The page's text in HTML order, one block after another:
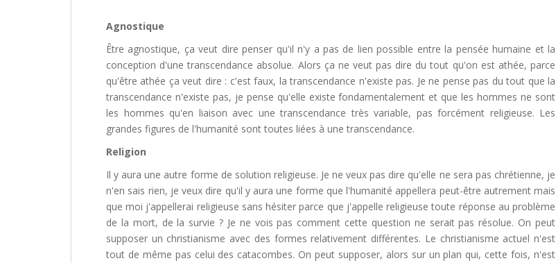
Agnostique
Être agnostique, ça veut dire penser qu'il n'y a pas de lien possible entre la pensée humaine et la
conception d'une transcendance absolue. Alors ça ne veut pas dire du tout qu'on est athée, parce
qu'être athée ça veut dire : c'est faux, la transcendance n'existe pas. Je ne pense pas du tout que la
transcendance n'existe pas, je pense qu'elle existe fondamentalement et que les hommes ne sont
les hommes qu'en liaison avec une transcendance très variable, pas forcément religieuse. Les
grandes figures de l'humanité sont toutes liées à une transcendance.
Religion
Il y aura une autre forme de solution religieuse. Je ne veux pas dire qu'elle ne sera pas chrétienne, je
n'en sais rien, je veux dire qu'il y aura une forme que l'humanité appellera peut-être autrement mais
que moi j'appellerai religieuse sans hésiter parce que j'appelle religieuse toute réponse au problème
de la mort, de la survie ? Je ne vois pas comment cette question ne serait pas résolue. On peut
supposer un christianisme avec des formes relativement différentes. Le christianisme actuel n'est
tout de même pas celui des catacombes. On peut supposer, alors sur un plan qui, cette fois, n'est